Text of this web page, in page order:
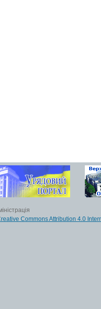
Commons Attribution 4.0